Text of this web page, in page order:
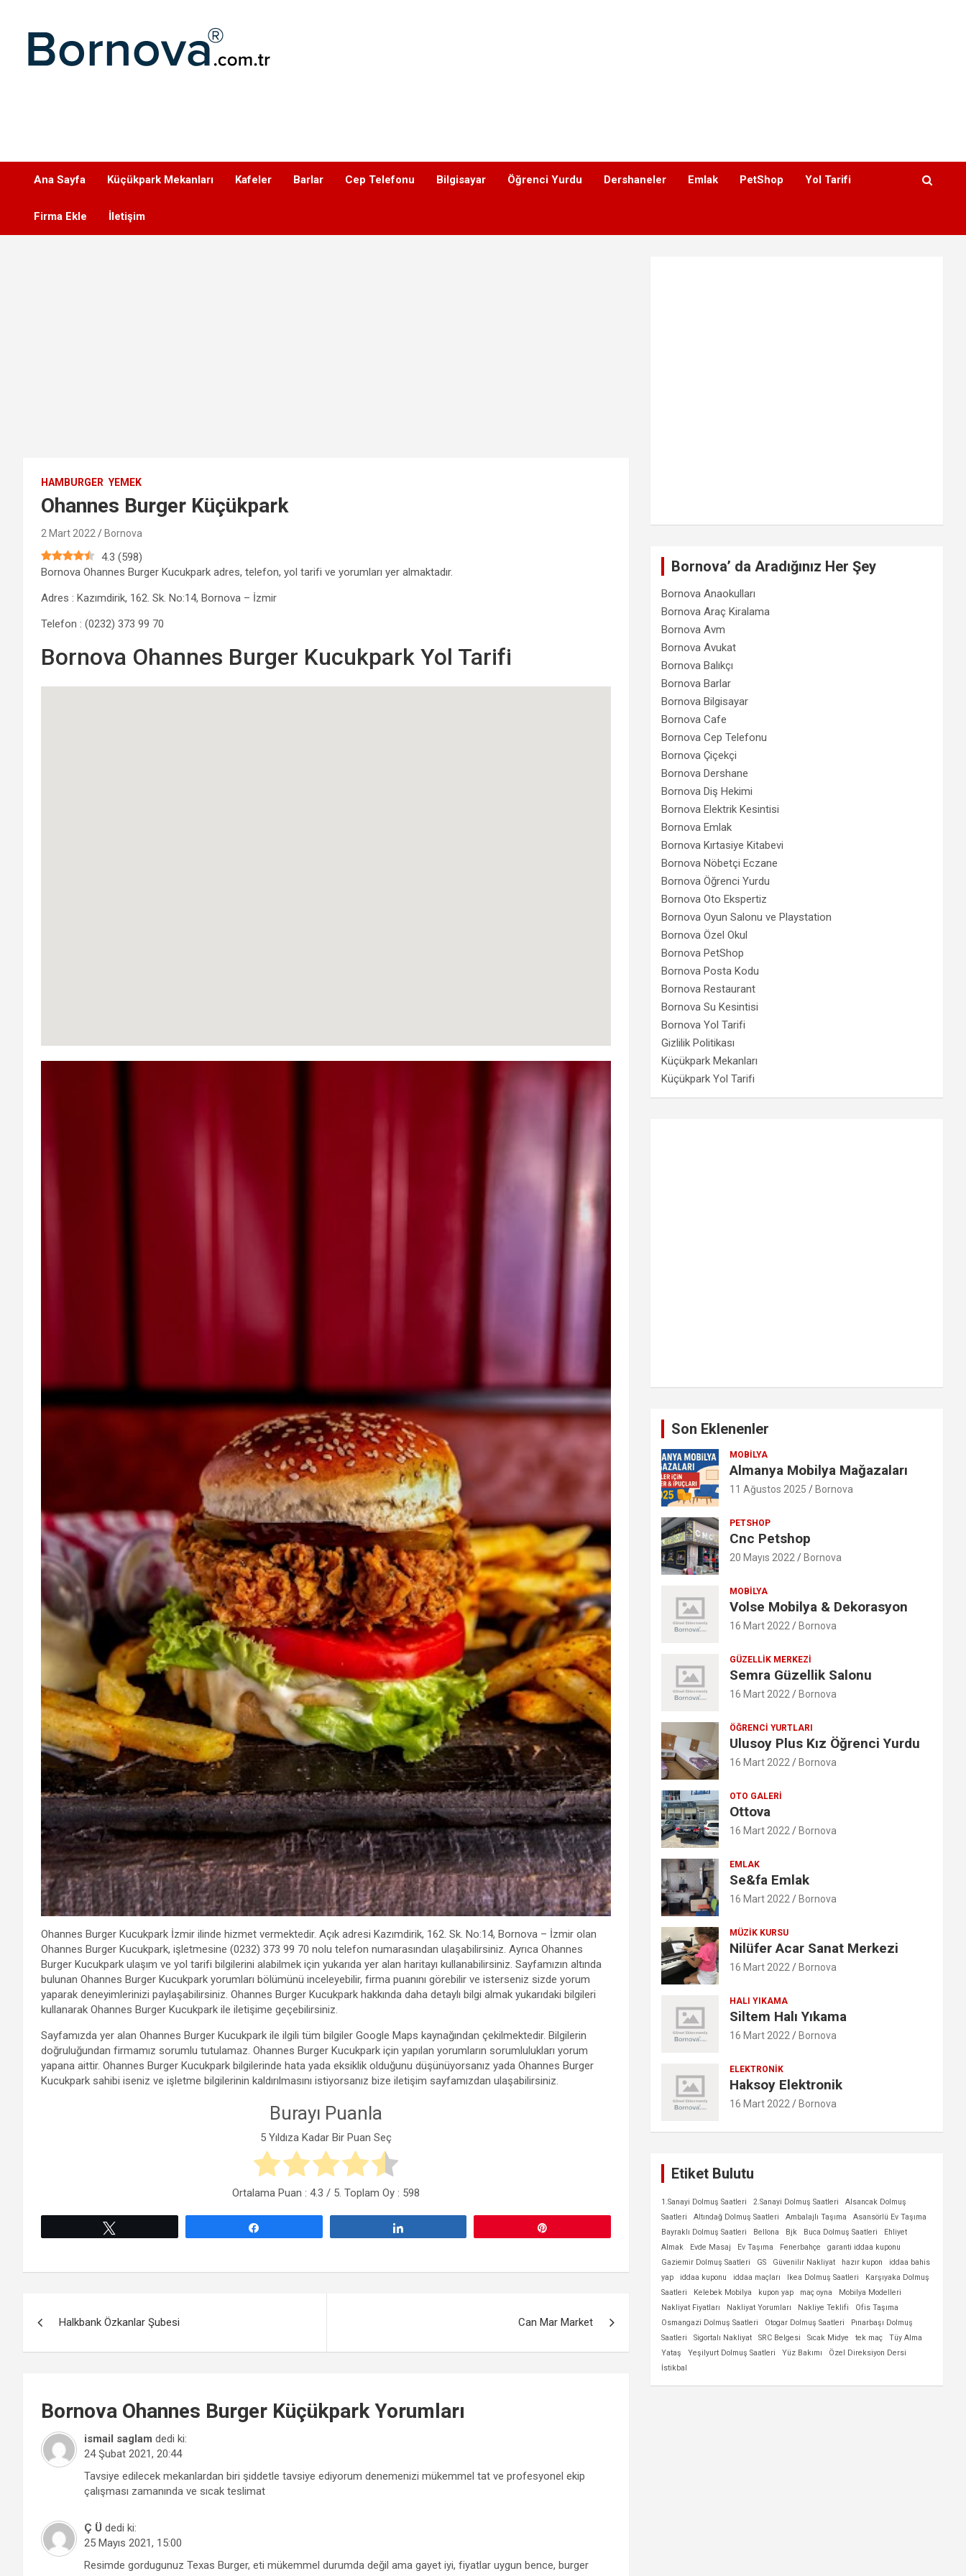
Ana Sayfa Küçükpark Mekanları Kafeler Barlar Cep Telefonu Bilgisayar Öğrenci Yurdu Dershaneler Emlak PetShop Yol Tarifi
Firma Ekle İletişim
HAMBURGER YEMEK
Ohannes Burger Küçükpark
2 Mart 2022 Bornova
4.3 (598)
Bornova Ohannes Burger Kucukpark adres, telefon, yol tarifi ve yorumları yer almaktadır.
Adres : Kazımdirik, 162. Sk. No:14, Bornova – İzmir
Telefon : (0232) 373 99 70
Bornova Ohannes Burger Kucukpark Yol Tarifi
Ohannes Burger Kucukpark İzmir ilinde hizmet vermektedir. Açık adresi Kazımdirik, 162. Sk. No:14, Bornova – İzmir olan
Ohannes Burger Kucukpark, işletmesine (0232) 373 99 70 nolu telefon numarasından ulaşabilirsiniz. Ayrıca Ohannes
Burger Kucukpark ulaşım ve yol tarifi bilgilerini alabilmek için yukarıda yer alan haritayı kullanabilirsiniz. Sayfamızın altında
bulunan Ohannes Burger Kucukpark yorumları bölümünü inceleyebilir, firma puanını görebilir ve isterseniz sizde yorum
yaparak deneyimlerinizi paylaşabilirsiniz. Ohannes Burger Kucukpark hakkında daha detaylı bilgi almak yukarıdaki bilgileri
kullanarak Ohannes Burger Kucukpark ile iletişime geçebilirsiniz.
Sayfamızda yer alan Ohannes Burger Kucukpark ile ilgili tüm bilgiler Google Maps kaynağından çekilmektedir. Bilgilerin
doğruluğundan firmamız sorumlu tutulamaz. Ohannes Burger Kucukpark için yapılan yorumların sorumlulukları yorum
yapana aittir. Ohannes Burger Kucukpark bilgilerinde hata yada eksiklik olduğunu düşünüyorsanız yada Ohannes Burger
Kucukpark sahibi iseniz ve işletme bilgilerinin kaldırılmasını istiyorsanız bize iletişim sayfamızdan ulaşabilirsiniz.
Burayı Puanla
5 Yıldıza Kadar Bir Puan Seç
Ortalama Puan :4.3 / 5. Toplam Oy : 598
Halkbank Özkanlar Şubesi Can Mar Market
Bornova Ohannes Burger KüçükparkYorumları
ismail saglam dedi ki:
24 Şubat 2021, 20:44
Tavsiye edilecek mekanlardan biri şiddetle tavsiye ediyorum denemenizi mükemmel tat ve profesyonel ekip
çalışması zamanında ve sıcak teslimat
Ç Ü dedi ki:
25 Mayıs 2021, 15:00
Resimde gordugunuz Texas Burger, eti mükemmel durumda değil ama gayet iyi, fiyatlar uygun bence, burger
Bornova’ da Aradığınız Her Şey
Bornova Anaokulları
Bornova Araç Kiralama
Bornova Avm
Bornova Avukat
Bornova Balıkçı
Bornova Barlar
Bornova Bilgisayar
Bornova Cafe
Bornova Cep Telefonu
Bornova Çiçekçi
Bornova Dershane
Bornova Diş Hekimi
Bornova Elektrik Kesintisi
Bornova Emlak
Bornova Kırtasiye Kitabevi
Bornova Nöbetçi Eczane
Bornova Öğrenci Yurdu
Bornova Oto Ekspertiz
Bornova Oyun Salonu ve Playstation
Bornova Özel Okul
Bornova PetShop
Bornova Posta Kodu
Bornova Restaurant
Bornova Su Kesintisi
Bornova Yol Tarifi
Gizlilik Politikası
Küçükpark Mekanları
Küçükpark Yol Tarifi
Son Eklenenler
MOBILYA
Almanya Mobilya Mağazaları
11 Ağustos 2025 Bornova
PETSHOP
Cnc Petshop
20 Mayıs 2022 Bornova
MOBILYA
Volse Mobilya & Dekorasyon
16 Mart 2022 Bornova
GÜZELLIK MERKEZI
Semra Güzellik Salonu
16 Mart 2022 Bornova
ÖĞRENCI YURTLARI
Ulusoy Plus Kız Öğrenci Yurdu
16 Mart 2022 Bornova
OTO GALERI
Ottova
16 Mart 2022 Bornova
EMLAK
Se&fa Emlak
16 Mart 2022 Bornova
MÜZIK KURSU
Nilüfer Acar Sanat Merkezi
16 Mart 2022 Bornova
HALI YIKAMA
Siltem Halı Yıkama
16 Mart 2022 Bornova
ELEKTRONIK
Haksoy Elektronik
16 Mart 2022 Bornova
Etiket Bulutu
1.Sanayi Dolmuş Saatleri 2.Sanayi Dolmuş Saatleri
Alsancak Dolmuş
Saatleri
Altındağ Dolmuş Saatleri Ambalajlı Taşıma
Asansörlü Ev Taşıma
Bayraklı Dolmuş Saatleri
Bellona Bjk Buca Dolmuş Saatleri
Ehliyet
Almak
Evde Masaj Ev Taşıma Fenerbahçe
garanti iddaa kuponu
Gaziemir Dolmuş Saatleri
GS Güvenilir Nakliyat hazır kupon
iddaa bahis
yap
iddaa kuponu iddaa maçları Ikea Dolmuş Saatleri
Karşıyaka Dolmuş
Saatleri
Kelebek Mobilya kupon yap maç oyna
Mobilya Modelleri
Nakliyat Fiyatları
Nakliyat Yorumları Nakliye Teklifi
Ofis Taşıma
Osmangazi Dolmuş Saatleri
Otogar Dolmuş Saatleri
Pınarbaşı Dolmuş
Saatleri
Sigortalı Nakliyat SRC Belgesi Sıcak Midye tek maç
Tüy Alma
Yataş
Yeşilyurt Dolmuş Saatleri Yüz Bakımı
Özel Direksiyon Dersi
İstikbal